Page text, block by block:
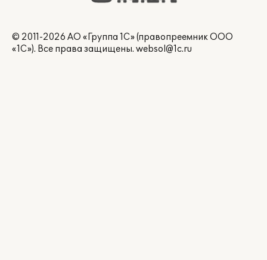
© 2011-2026 АО «Группа 1С» (правопреемник ООО
«1С»). Все права защищены. websol@1c.ru